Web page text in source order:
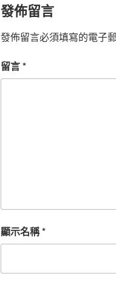
發佈留言
發佈留言必須填寫的電子
留言*
顯示名稱*